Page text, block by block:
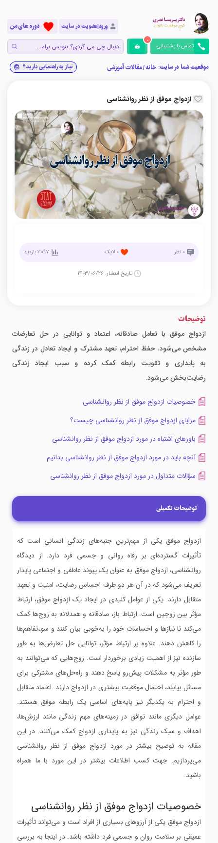
ورود|عضویت در سایت دوره های من
تماس با پشتیبانی
0
موقعیت شما در سایت: خانه/مقالات آموزشی نیاز به راهنمایی دارید؟
ازدواج موفق از نظر روانشناسی
0 نظر 0 لایک 3097بازدید
تاریخ انتشار: 1403/06/26
توضیحات
ازدواج موفق با تعامل صادقانه، اعتماد و توانایی در حل تعارضات
مشخص می‌شود. حفظ احترام، تعهد مشترک و ایجاد تعادل در زندگی
به پایداری و تقویت رابطه کمک کرده و سبب ایجاد زندگی
رضایت‌بخش می‌شود.
خصوصیات ازدواج موفق از نظر روانشناسی
مزایای ازدواج موفق از نظر روانشناسی چیست؟
باورهای اشتباه در مورد ازدواج موفق از نظر روانشناسی
آنچه باید در مورد ازدواج موفق از نظر روانشناسی بدانیم
سؤالات متداول در مورد ازدواج موفق از نظر روانشناسی
توضیحات تکمیلی
ازدواج موفق یکی از مهم‌ترین جنبه‌های زندگی انسانی است که
تأثیرات گسترده‌ای بر رفاه روانی و جسمی فرد دارد. از دیدگاه
روانشناسی، ازدواج موفق به عنوان یک پیوند عاطفی و اجتماعی پایدار
تعریف می‌شود که در آن هر دو طرف احساس رضایت، امنیت و تعهد
متقابل دارند. یکی از عوامل کلیدی در ایجاد یک ازدواج موفق، ارتباط
مؤثر بین زوجین است. ارتباط باز، صادقانه و همدلانه به زوج‌ها کمک
می‌کند تا نیازها و احساسات خود را به‌خوبی بیان کنند و سوءتفاهم‌ها
را کاهش دهند. علاوه بر ارتباط مؤثر، توانایی حل تعارض‌ها به طور
سازنده نیز از اهمیت زیادی برخوردار است. زوج‌هایی که می‌توانند به
طور مؤثر به مشکلات پیش‌رو پاسخ دهند و راه‌حل‌های مشترکی برای
مسائل بیابند، احتمال موفقیت بیشتری در ازدواج دارند. اعتماد متقابل
و احترام به یکدیگر نیز پایه‌های اساسی یک رابطه موفق هستند.
عوامل دیگری مانند توافق در زمینه‌های مهم زندگی مانند ارزش‌ها،
اهداف و سبک زندگی نیز به پایداری ازدواج کمک می‌کنند. در این
مقاله به توضیح بیشتر در مورد ازدواج موفق از نظر روانشناسی
می‌پردازیم. جهت کسب اطلاعات بیشتر در این مورد با ما همراه
باشید.
خصوصیات ازدواج موفق از نظر روانشناسی
ازدواج موفق یکی از آرزوهای بسیاری از افراد است و می‌تواند تأثیرات
عمیقی بر سلامت روان و جسمی فرد داشته باشد. در اینجا به بررسی